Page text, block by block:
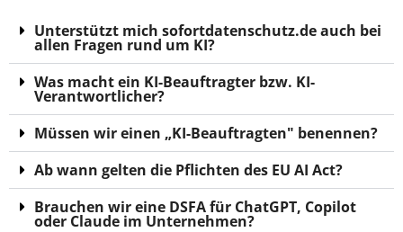
Unterstützt mich sofortdatenschutz.de auch bei
allen Fragen rund um KI?
Was macht ein KI-Beauftragter bzw. KI-
Verantwortlicher?
Müssen wir einen „KI-Beauftragten" benennen?
Ab wann gelten die Pflichten des EU AI Act?
Brauchen wir eine DSFA für ChatGPT, Copilot
oder Claude im Unternehmen?